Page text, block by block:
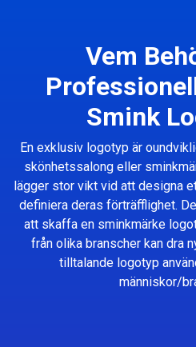
Vem
Smink
En exklusiv logotyp är
skönhetssalong eller
lägger stor vikt vid att designa
definiera deras förträfflighet.
att skaffa en sminkmärke
från olika branscher kan dra
tilltalande logotyp
människor/